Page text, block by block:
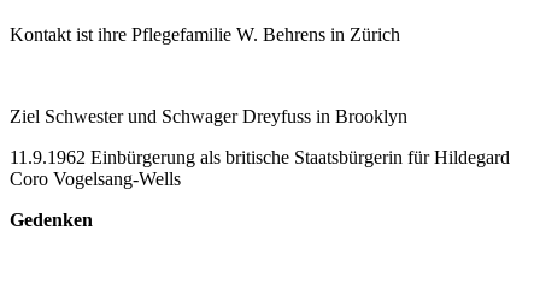
Kontakt ist ihre Pflegefamilie W. Behrens in Zürich
Ziel Schwester und Schwager Dreyfuss in Brooklyn
11.9.1962 Einbürgerung als britische Staatsbürgerin für Hildegard
Coro Vogelsang-Wells
Gedenken